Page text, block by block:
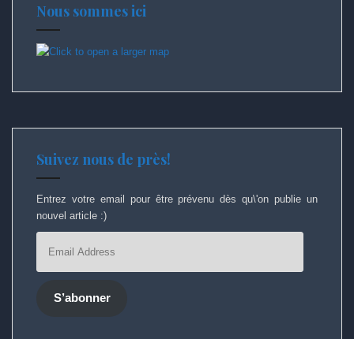
Nous sommes ici
Suivez nous de près!
Entrez votre email pour être prévenu dès qu\'on publie un
nouvel article :)
Address
S’abonner